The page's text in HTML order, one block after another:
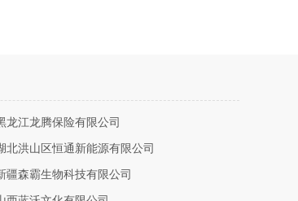
龙江龙腾保险有限公司
北洪山区恒通新能源有限公司
疆森霸生物科技有限公司